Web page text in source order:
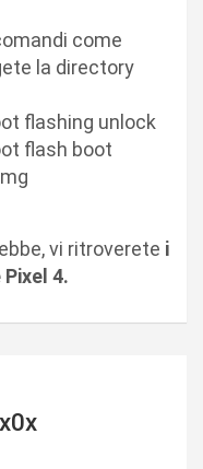
come
la directory
flashing unlock
flash boot
vi ritroverete i
4.